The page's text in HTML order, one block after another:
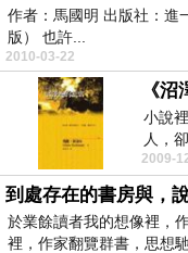
作者：馬國明 出版社：進
版） 也許...
2010-03-22
《
小說
人，
是一
2009-
到處存在的書房與，
於業餘讀者我的想像裡，
裡，作家翻覽群書，思想